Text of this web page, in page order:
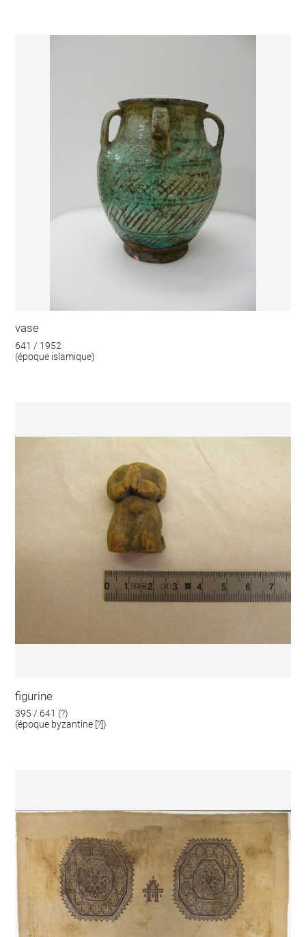
vase
641 / 1952
(époque islamique)
figurine
395 / 641 (?)
(époque byzantine [?])